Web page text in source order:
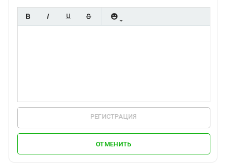
РЕГИСТРАЦИЯ
ОТМЕНИТЬ